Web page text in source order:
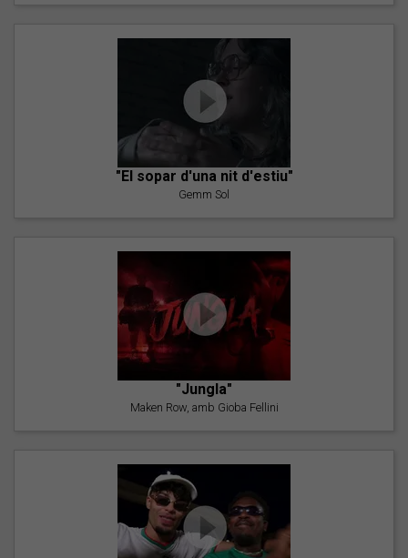
"El sopar d'una nit d'estiu"
Gemm Sol
"Jungla"
Maken Row, amb Gioba Fellini